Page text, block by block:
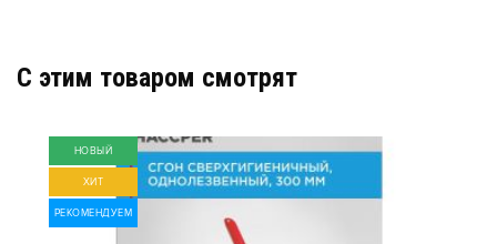
C этим товаром смотрят
НОВЫЙ
ХИТ
РЕКОМЕНДУЕМ